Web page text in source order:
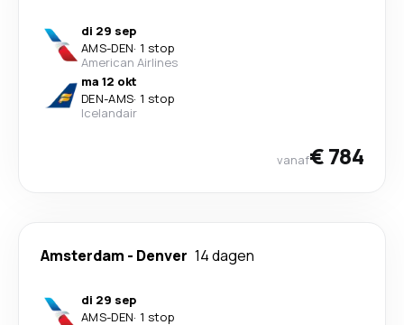
di 29 sep
AMS-DEN· 1 stop
American Airlines
ma 12 okt
DEN-AMS· 1 stop
Icelandair
vanaf€ 784
Amsterdam - Denver 14 dagen
di 29 sep
AMS-DEN· 1 stop